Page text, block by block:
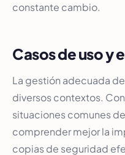
constante cambio.
Casos de uso y
La gestión adecuada
diversos contextos.
situaciones comunes
comprender mejor la
copias de seguridad